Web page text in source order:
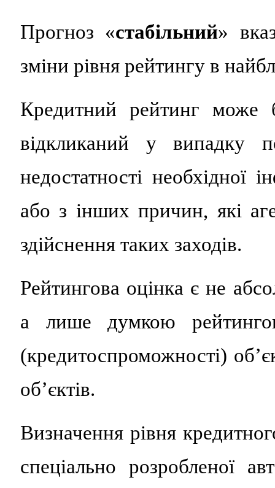
Прогноз «стабільний»
зміни рівня рейтингу в
Кредитний рейтинг може
відкликаний у випадку
недостатності необхідної
або з інших причин, які
здійснення таких заходів.
Рейтингова оцінка є не
а лише думкою
(кредитоспроможності)
об’єктів.
Визначення рівня
спеціально розробленої